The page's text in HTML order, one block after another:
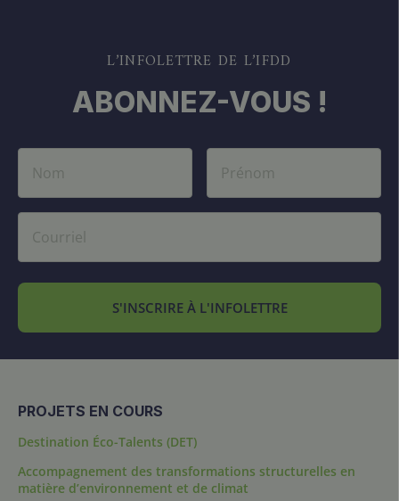
L’INFOLETTRE DE L’IFDD
ABONNEZ-VOUS !
S'INSCRIRE À L'INFOLETTRE
PROJETS EN COURS
Destination Éco-Talents (DET)
Accompagnement des transformations structurelles en
matière d’environnement et de climat